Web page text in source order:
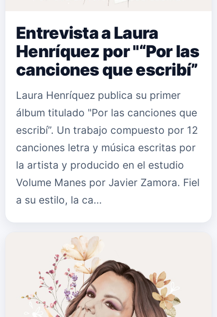
Entrevista a Laura
Henríquez por "“Por las
canciones que escribí”
Laura Henríquez publica su primer
álbum titulado "Por las canciones que
escribí”. Un trabajo compuesto por 12
canciones letra y música escritas por
la artista y producido en el estudio
Volume Manes por Javier Zamora. Fiel
a su estilo, la ca…